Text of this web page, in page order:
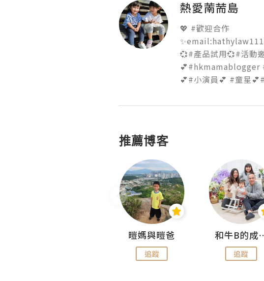
熱愛萳荋島
💖 #歡迎合作
💞#產品試用💞#活動
💕#小演員💕 #童星
推薦博客
暟媽與暟爸
追蹤
和牛B
追蹤